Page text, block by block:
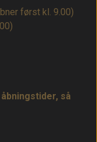
først kl. 9.00)
så